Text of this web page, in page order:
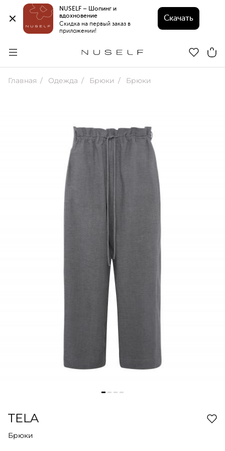
NUSELF – Шопинг и
вдохновение
Скидка на первый заказ в
приложении!
Скачать
Главная Одежда Брюки Брюки
TELA
Брюки